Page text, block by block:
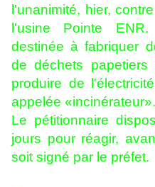
l'unanimité, hier,
l'usine Pointe
destinée à fabriquer
de déchets
produire de
appelée «incinérateur».
Le pétitionnaire
jours pour réagir,
soit signé par le préfet.